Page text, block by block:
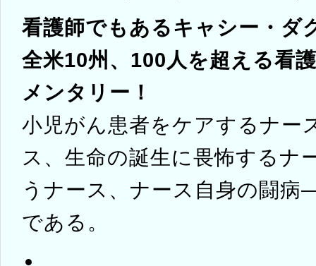
看護師でもあるキャシー・ダ
全米10州、100人を超える看
メンタリー！
小児がん患者をケアするナー
ス、生命の誕生に畏怖するナ
うナース、ナース自身の闘
である。